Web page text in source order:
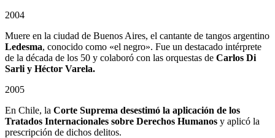
2004
Muere en la ciudad de Buenos Aires, el cantante de tangos argentino
Ledesma, conocido como «el negro». Fue un destacado intérprete
de la década de los 50 y colaboró con las orquestas de Carlos Di
Sarli y Héctor Varela.
2005
En Chile, la Corte Suprema desestimó la aplicación de los
Tratados Internacionales sobre Derechos Humanos y aplicó la
prescripción de dichos delitos.